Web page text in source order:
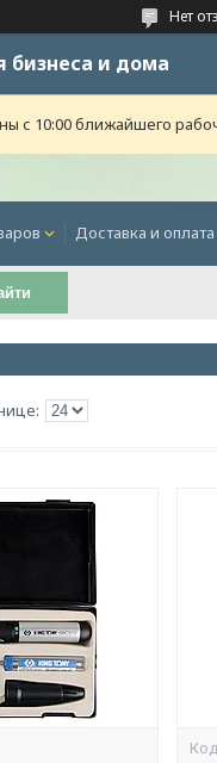
Нет
бизнеса и дома
с 10:00 ближайшего
Доставка и оплата